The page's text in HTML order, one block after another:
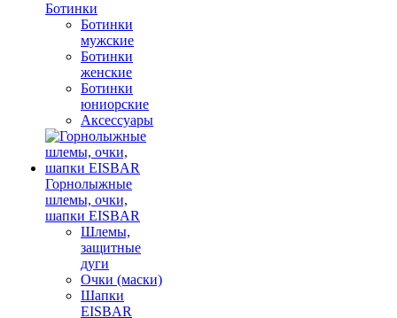
Ботинки
Ботинки
мужские
Ботинки
женские
Ботинки
юниорские
Аксессуары
Горнолыжные
шлемы, очки,
шапки EISBAR
Шлемы,
защитные
дуги
Очки (маски)
Шапки
EISBAR